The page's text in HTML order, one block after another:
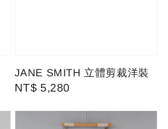
JANE SMITH 立體剪裁洋裝
Regular
NT$ 5,280